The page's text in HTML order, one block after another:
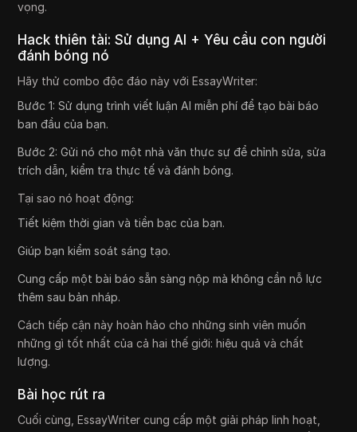
vọng.
Hack thiên tài: Sử dụng AI + Yêu cầu con người
đánh bóng nó
Hãy thử combo độc đáo này với EssayWriter:
Bước 1: Sử dụng trình viết luận AI miễn phí để tạo bài báo
ban đầu của bạn.
Bước 2: Gửi nó cho một nhà văn thực sự để chỉnh sửa, sửa
trích dẫn, kiểm tra thực tế và đánh bóng.
Tại sao nó hoạt động:
Tiết kiệm thời gian và tiền bạc của bạn.
Giúp bạn kiểm soát sáng tạo.
Cung cấp một bài báo sẵn sàng nộp mà không cần nỗ lực
thêm sau bản nháp.
Cách tiếp cận này hoàn hảo cho những sinh viên muốn
những gì tốt nhất của cả hai thế giới: hiệu quả và chất
lượng.
Bài học rút ra
Cuối cùng, EssayWriter cung cấp một giải pháp linh hoạt,